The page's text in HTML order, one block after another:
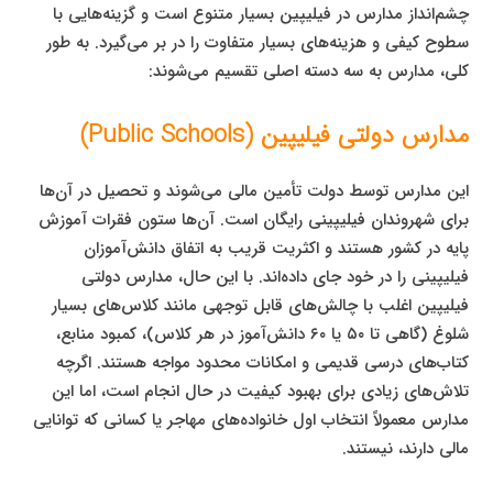
چشم‌انداز مدارس در فیلیپین بسیار متنوع است و گزینه‌هایی با
سطوح کیفی و هزینه‌های بسیار متفاوت را در بر می‌گیرد. به طور
کلی، مدارس به سه دسته اصلی تقسیم می‌شوند:
مدارس دولتی فیلیپین (Public Schools)
این مدارس توسط دولت تأمین مالی می‌شوند و تحصیل در آن‌ها
برای شهروندان فیلیپینی رایگان است. آن‌ها ستون فقرات آموزش
پایه در کشور هستند و اکثریت قریب به اتفاق دانش‌آموزان
فیلیپینی را در خود جای داده‌اند. با این حال، مدارس دولتی
فیلیپین اغلب با چالش‌های قابل توجهی مانند کلاس‌های بسیار
شلوغ (گاهی تا ۵۰ یا ۶۰ دانش‌آموز در هر کلاس)، کمبود منابع،
کتاب‌های درسی قدیمی و امکانات محدود مواجه هستند. اگرچه
تلاش‌های زیادی برای بهبود کیفیت در حال انجام است، اما این
مدارس معمولاً انتخاب اول خانواده‌های مهاجر یا کسانی که توانایی
مالی دارند، نیستند.